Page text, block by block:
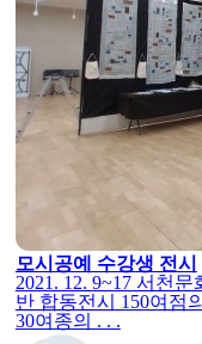
모시공예 수강생 전시
2021. 12. 9~17 서천
반 합동전시 150여점
30여종의 . . .